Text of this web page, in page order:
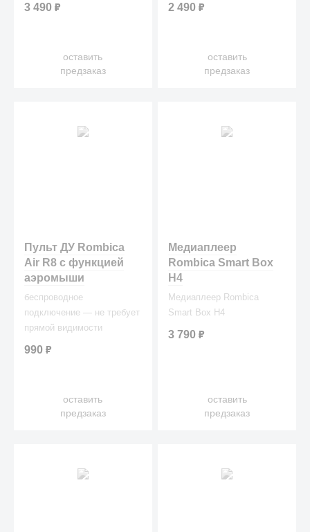
3 490₽
оставить
предзаказ
2 490₽
оставить
предзаказ
Пульт ДУ Rombica
Air R8 с функцией
аэромыши
беспроводное
подключение — не требует
прямой видимости
990₽
оставить
предзаказ
Медиаплеер
Rombica Smart Box
H4
Медиаплеер Rombica
Smart Box H4
3 790₽
оставить
предзаказ